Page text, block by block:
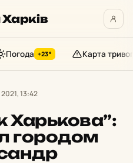
Погода +23° Карта тривог
13:42
Харькова”:
городом